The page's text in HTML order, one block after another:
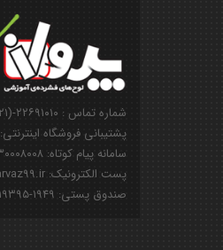
شماره تماس : ۲۲۶۹۱۰۱۰-(۰۲۱)
پشتیبانی فروشگاه اینترنتی: ۰۹۱۲۸۵۰۱۱۲۵
سامانه پیام کوتاه: ۳۰۰۰۸۰۰۸
پست الکترونیک: info@parvaz99.ir
صندوق پستی: ۱۹۴۹-۱۹۳۹۵